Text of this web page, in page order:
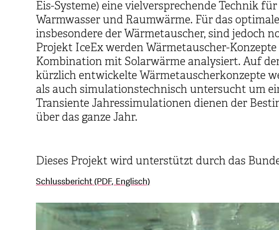
Eis-Systeme) eine vielversprechende Technik
Warmwasser und Raumwärme. Für das
insbesondere der Wärmetauscher, sind jedoch
Projekt IceEx werden Wärmetauscher-
Kombination mit Solarwärme analysiert. Auf
kürzlich entwickelte Wärmetauscherkonzepte
als auch simulationstechnisch untersucht um
Transiente Jahressimulationen dienen der
über das ganze Jahr.
Dieses Projekt wird unterstützt durch das
Schlussbericht (PDF, Englisch)